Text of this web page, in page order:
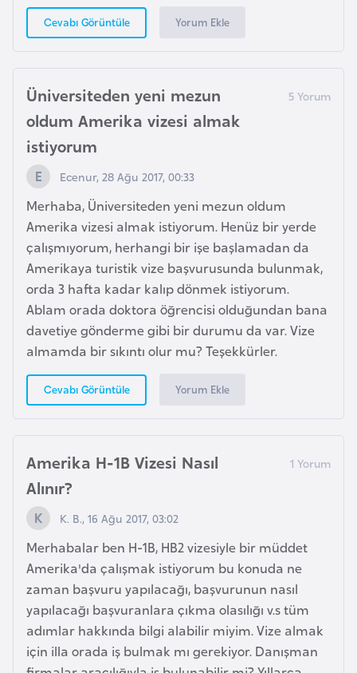
Cevabı Görüntüle Yorum Ekle
Üniversiteden yeni mezun
oldum Amerika vizesi almak
istiyorum
Ecenur, 28 Ağu 2017, 00:33
Merhaba, Üniversiteden yeni mezun oldum
Amerika vizesi almak istiyorum. Henüz bir yerde
çalışmıyorum, herhangi bir işe başlamadan da
Amerikaya turistik vize başvurusunda bulunmak,
orda 3 hafta kadar kalıp dönmek istiyorum.
Ablam orada doktora öğrencisi olduğundan bana
davetiye gönderme gibi bir durumu da var. Vize
almamda bir sıkıntı olur mu? Teşekkürler.
Cevabı Görüntüle Yorum Ekle
Amerika H-1B Vizesi Nasıl
Alınır?
K. B., 16 Ağu 2017, 03:02
Merhabalar ben H-1B, HB2 vizesiyle bir müddet
Amerika'da çalışmak istiyorum bu konuda ne
zaman başvuru yapılacağı, başvurunun nasıl
yapılacağı başvuranlara çıkma olasılığı v.s tüm
adımlar hakkında bilgi alabilir miyim. Vize almak
için illa orada iş bulmak mı gerekiyor. Danışman
a
r
i
s
t
a
B
u
r
k
i
n
a
F
a
Ç
a
d
Ç
e
k
C
u
m
h